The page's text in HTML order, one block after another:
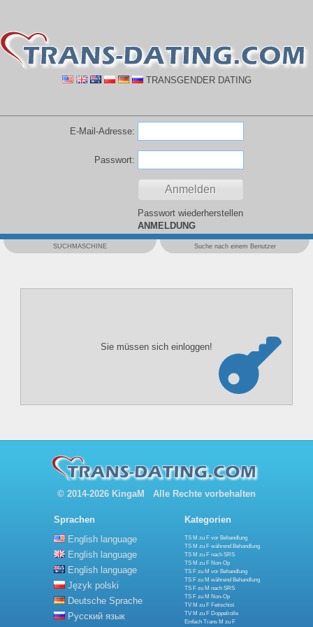
TRANSGENDER DATING
E-Mail-Adresse:
Passwort:
Passwort wiederherstellen
ANMELDUNG
SUCHMASCHINE Suche nach einem Benutzer
Sie müssen sich einloggen!
© 2014-2026 KingaM Alle Rechte vorbehalten
Sprachen
English language
English language
English language
Język polski
Deutsche Sprache
Русский язык
Kategorien
TS M zu F vor Behandlung
TS M zu F während Behandlung
TS M zu F nach SRS
TS M zu F Non-Op
TS F zu M vor Behandlung
TS F zu M während Behandlung
TS F zu M nach SRS
TS F zu M Non-Op
TV M zu F Fetischist
TV M zu F Doppelrolle
Einfach Trans M zu F